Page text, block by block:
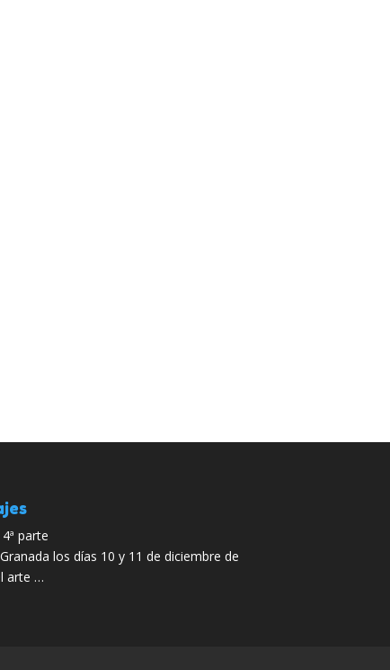
parte
los días 10 y 11 de diciembre de
arte …